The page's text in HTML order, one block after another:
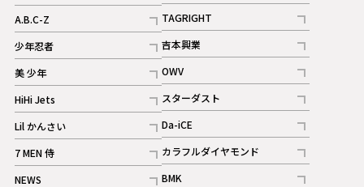
記事
A.B.C-Z
記事
ギャラリー
少年忍者
記事
美 少年
記事
HiHi Jets
記事
Lil かんさい
記事
7 MEN 侍
記事
NEWS
記事
TAGRIGHT
記事
吉本興業
記事
OWV
記事
ギャラリー
スターダスト
記事
Da-iCE
記事
カラフルダイヤモンド
記事
BMK